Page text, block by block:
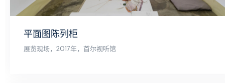
平面图陈列柜
展览现场，2017年，首尔视听馆